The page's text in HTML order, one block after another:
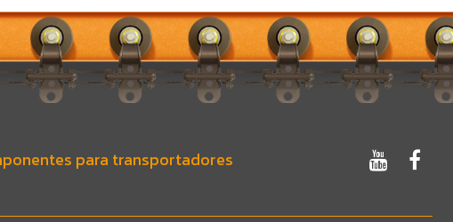
para transportadores